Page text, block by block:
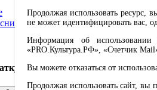
Выделите текст с ошибкой
Продолжая использовать ресурс,
не может идентифицировать вас,
Информация об использовании
«PRO.Культура.РФ», «Счетчик
Вы можете отказаться от
Продолжая использовать сайт, вы